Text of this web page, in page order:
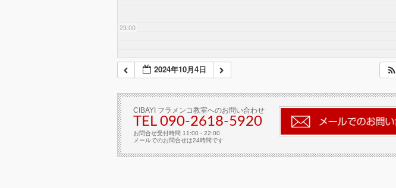
23:00
2024年10月4日
CIBAYI フラメンコ教室へのお問い合わせ
TEL 090-2618‐5920
お問合せ受付時間 11:00 - 22:00
メールでのお問合せは24時間です